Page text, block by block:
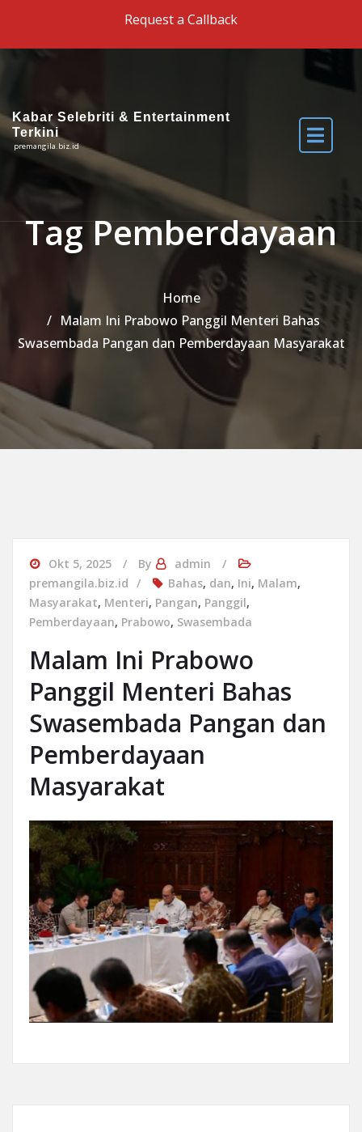
Request a Callback
Kabar Selebriti & Entertainment
Terkini
premangila.biz.id
Tag Pemberdayaan
Home
Malam Ini Prabowo Panggil Menteri Bahas
Swasembada Pangan dan Pemberdayaan Masyarakat
Okt 5, 2025 By
admin
premangila.biz.id
Bahas, dan, Ini, Malam,
Masyarakat, Menteri, Pangan, Panggil,
Pemberdayaan, Prabowo, Swasembada
Malam Ini Prabowo
Panggil Menteri Bahas
Swasembada Pangan dan
Pemberdayaan
Masyarakat